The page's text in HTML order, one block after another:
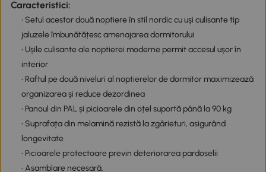
Caracteristici:
• Setul acestor două noptiere în stil nordic cu uși culisante tip
jaluzele îmbunătățesc amenajarea dormitorului
• Ușile culisante ale noptierei moderne permit accesul ușor în
interior
• Raftul pe două niveluri al noptierelor de dormitor maximizează
organizarea și reduce dezordinea
• Panoul din PAL și picioarele din oțel suportă până la 90 kg
• Suprafața din melamină rezistă la zgârieturi, asigurând
longevitate
• Picioarele protectoare previn deteriorarea pardoselii
• Asamblare necesară.